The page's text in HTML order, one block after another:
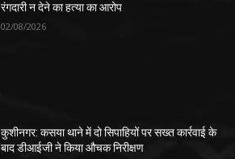
रंगदारी न देने का हत्या का आरोप
02/08/2026
कुशीनगर: कसया थाने में दो सिपाहियों पर सख्त कार्रवाई के
बाद डीआईजी ने किया औचक निरीक्षण